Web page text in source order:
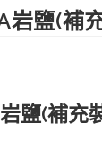
岩鹽(補
鹽(補充